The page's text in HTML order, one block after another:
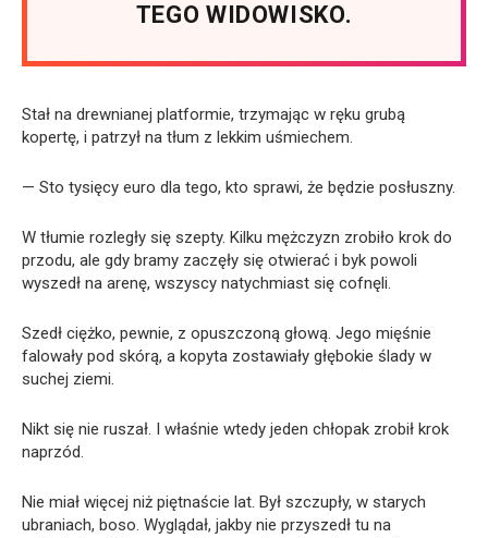
TEGO WIDOWISKO.
Stał na drewnianej platformie, trzymając w ręku grubą
kopertę, i patrzył na tłum z lekkim uśmiechem.
— Sto tysięcy euro dla tego, kto sprawi, że będzie posłuszny.
W tłumie rozległy się szepty. Kilku mężczyzn zrobiło krok do
przodu, ale gdy bramy zaczęły się otwierać i byk powoli
wyszedł na arenę, wszyscy natychmiast się cofnęli.
Szedł ciężko, pewnie, z opuszczoną głową. Jego mięśnie
falowały pod skórą, a kopyta zostawiały głębokie ślady w
suchej ziemi.
Nikt się nie ruszał. I właśnie wtedy jeden chłopak zrobił krok
naprzód.
Nie miał więcej niż piętnaście lat. Był szczupły, w starych
ubraniach, boso. Wyglądał, jakby nie przyszedł tu na